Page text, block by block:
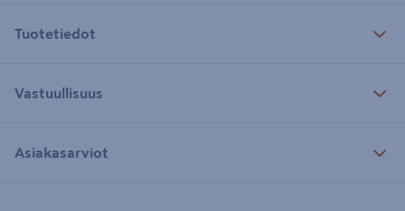
Tuotetiedot
Vastuullisuus
Asiakasarviot